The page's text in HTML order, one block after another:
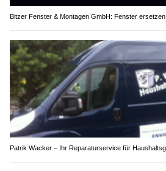
Bitzer Fenster & Montagen GmbH: Fenster
Patrik Wacker – Ihr Reparaturservice für